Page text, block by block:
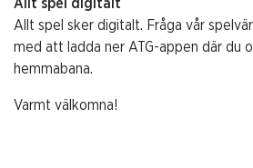
Allt spel digitalt
Allt spel sker digitalt. Fråga vår
med att ladda ner ATG-appen där du
hemmabana.
Varmt välkomna!